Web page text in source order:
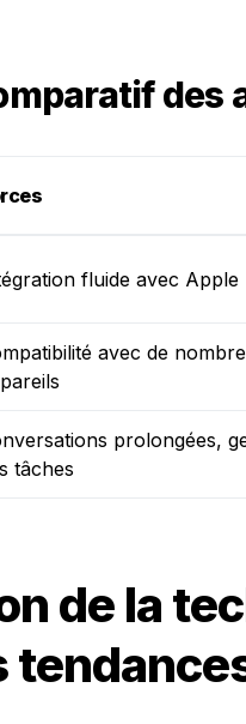
des
fluide avec Apple
avec de
prolongées,
tâches
de la